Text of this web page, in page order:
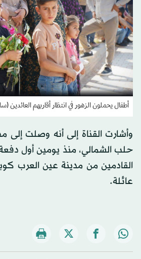
أطفال يحملون الزهور في انتظار أقاربهم العائدين
وأشارت القناة إلى أنه وصلت
حلب الشمالي، منذ يومين أول دفعة
عائلة.